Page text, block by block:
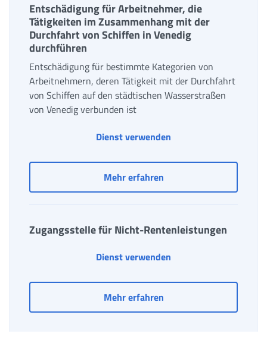
Entschädigung für Arbeitnehmer, die
Tätigkeiten im Zusammenhang mit der
Durchfahrt von Schiffen in Venedig
durchführen
Entschädigung für bestimmte Kategorien von
Arbeitnehmern, deren Tätigkeit mit der Durchfahrt
von Schiffen auf den städtischen Wasserstraßen
von Venedig verbunden ist
Dienst verwenden
Mehr erfahrenEntschädigung für
Zugangsstelle für Nicht-Rentenleistungen
Dienst verwenden
Mehr erfahrenZugangsstelle für